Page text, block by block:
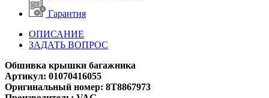
Гарантия
ОПИСАНИЕ
ЗАДАТЬ ВОПРОС
Обшивка крышки багажника
Артикул: 01070416055
Оригинальный номер: 8T8867973